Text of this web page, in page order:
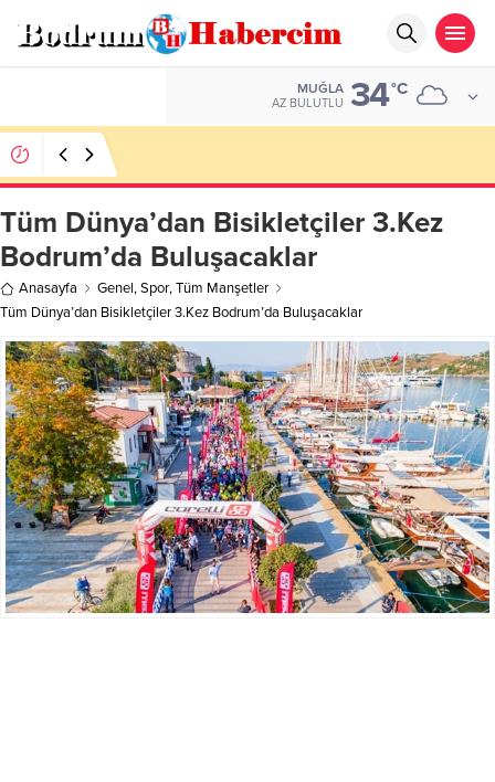
MUĞLA
AZ BULUTLU 34°C
kazandırmak”
Tüm Dünya’dan Bisikletçiler 3.Kez
Bodrum’da Buluşacaklar
Anasayfa Genel,Spor,Tüm Manşetler
Tüm Dünya’dan Bisikletçiler 3.Kez Bodrum’da Buluşacaklar